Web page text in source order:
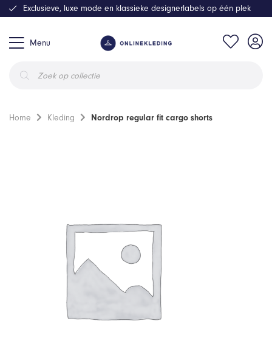
Menu
zoeken
Exclusieve, luxe mode en klassieke designerlabels op één plek
Home Kleding Nordrop regular fit cargo shorts